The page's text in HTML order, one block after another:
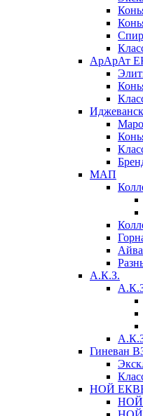
АрАрАт
МАП
А.К.З.
Гиневан
НОЙ
НОЙ